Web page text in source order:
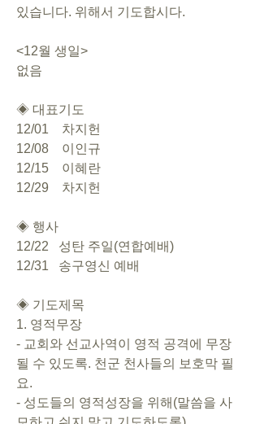
있습니다. 위해서 기도합시다.
<12월 생일>
없음
◈ 대표기도
12/01    차지헌
12/08    이인규
12/15    이혜란
12/29    차지헌
◈ 행사
12/22   성탄 주일(연합예배)
12/31   송구영신 예배
◈ 기도제목
1. 영적무장
- 교회와 선교사역이 영적 공격에 무장
될 수 있도록. 천군 천사들의 보호막 필
요.
- 성도들의 영적성장을 위해(말씀을 사